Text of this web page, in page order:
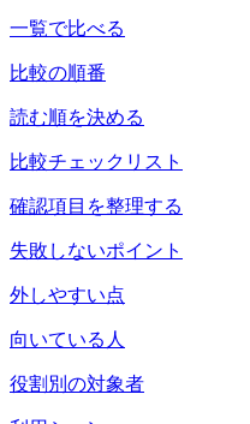
一覧で比べる
比較の順番
読む順を決める
比較チェックリスト
確認項目を整理する
失敗しないポイント
外しやすい点
向いている人
役割別の対象者